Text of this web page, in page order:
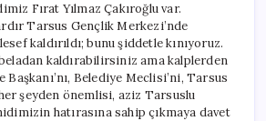
Fırat Yılmaz Çakıroğlu var.
Tarsus Gençlik Merkezi’nde
kaldırıldı; bunu şiddetle kınıyoruz.
kaldırabilirsiniz ama kalplerden
Belediye Meclisi’ni, Tarsus
her şeyden önemlisi, aziz Tarsuslu
hatırasına sahip çıkmaya davet